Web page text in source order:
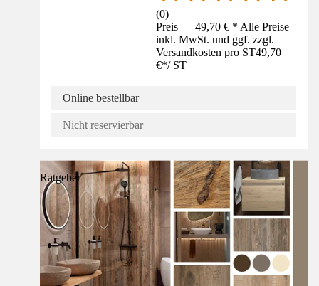
(0)
Preis — 49,70 € * Alle Preise
inkl. MwSt. und ggf. zzgl.
Versandkosten pro ST49,70
€*/ ST
Online bestellbar
Nicht reservierbar
Ratgeber